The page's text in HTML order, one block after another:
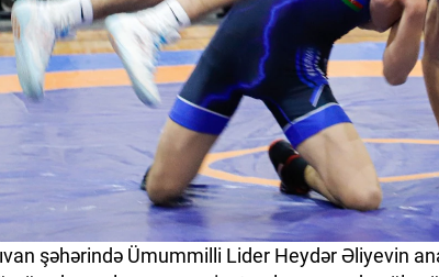
şəhərində Ümummilli Lider Heydər Əliyevin